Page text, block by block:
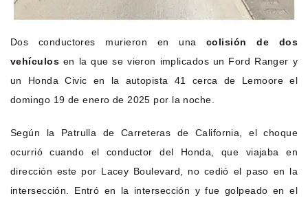
Dos conductores murieron en unacolisión de dos
vehículosen la que se vieron implicados un Ford Ranger y
un Honda Civic en la autopista 41 cerca de Lemoore el
domingo 19 de enero de 2025 por la noche.
Según la Patrulla de Carreteras de California, el choque
ocurrió cuando el conductor del Honda, que viajaba en
dirección este por Lacey Boulevard, no cedió el paso en la
intersección. Entró en la intersección y fue golpeado en el